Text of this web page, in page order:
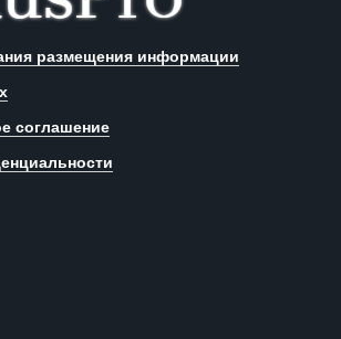
размещения информации
соглашение